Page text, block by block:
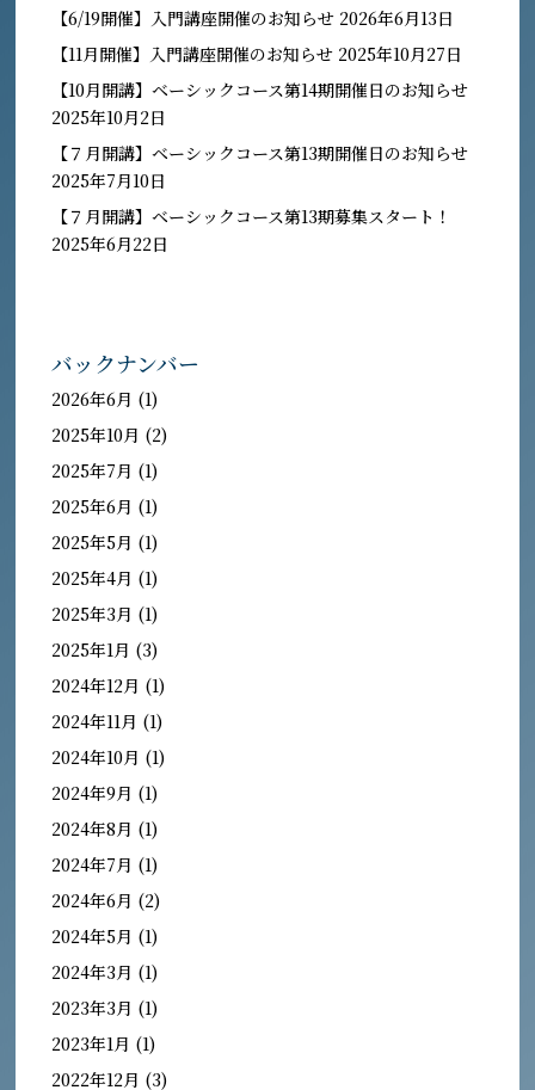
【6/19開催】入門講座開催のお知らせ 2026年6月13日
【11月開催】入門講座開催のお知らせ 2025年10月27日
【10月開講】ベーシックコース第14期開催日のお知らせ
2025年10月2日
【７月開講】ベーシックコース第13期開催日のお知らせ
2025年7月10日
【７月開講】ベーシックコース第13期募集スタート！
2025年6月22日
バックナンバー
2026年6月 (1)
2025年10月 (2)
2025年7月 (1)
2025年6月 (1)
2025年5月 (1)
2025年4月 (1)
2025年3月 (1)
2025年1月 (3)
2024年12月 (1)
2024年11月 (1)
2024年10月 (1)
2024年9月 (1)
2024年8月 (1)
2024年7月 (1)
2024年6月 (2)
2024年5月 (1)
2024年3月 (1)
2023年3月 (1)
2023年1月 (1)
2022年12月 (3)